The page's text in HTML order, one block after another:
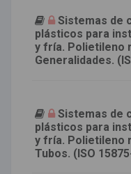
Sistemas de
plásticos para
y fría. Polietileno
Generalidades.
Sistemas de
plásticos para
y fría. Polietileno
Tubos. (ISO